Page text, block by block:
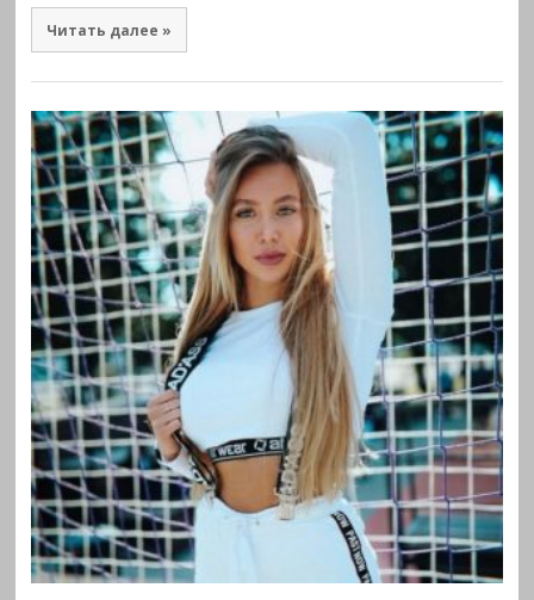
Читать далее »